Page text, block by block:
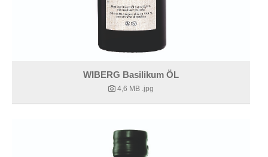
WIBERG Basilikum ÖL
4,6 MB .jpg